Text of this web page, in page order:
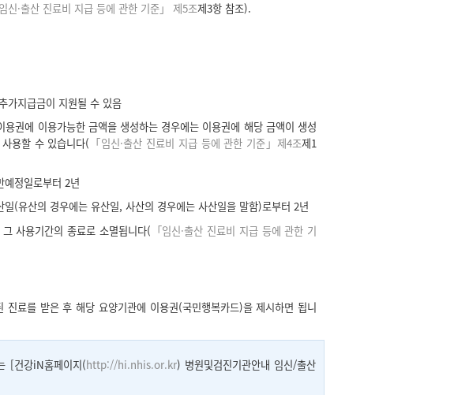
임신·출산 진료비 지급 등에 관한 기준」 제5조제3항 참조).
가지급금이 지원될 수 있음
권에 이용가능한 금액을 생성하는 경우에는 이용권에 해당 금액이 생성
용할 수 있습니다( 「임신·출산 진료비 지급 등에 관한 기준」제4조제1
예정일로부터 2년
(유산의 경우에는 유산일, 사산의 경우에는 사산일을 말함)로부터 2년
사용기간의 종료로 소멸됩니다( 「임신·출산 진료비 지급 등에 관한 기
진료를 받은 후 해당 요양기관에 이용권(국민행복카드)을 제시하면 됩니
[건강iN홈페이지(http://hi.nhis.or.kr) 병원및검진기관안내 임신/출산